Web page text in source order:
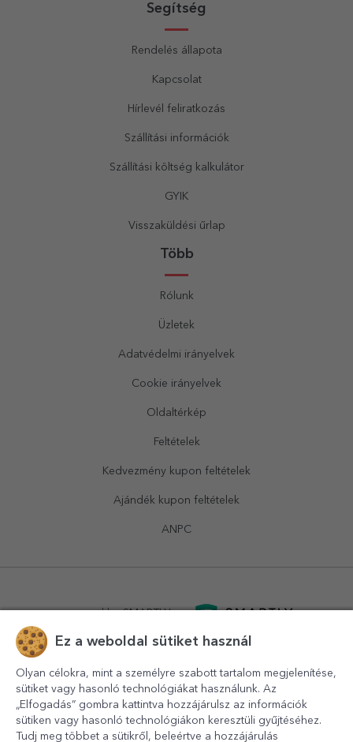
Segítség
Rendelés állapota
Kapcsolat
Hírlevél feliratkozás
Szállítási információk
Szállítási költség kalkulátor
GYIK
Visszaküldési űrlap
Több
Rólunk
Üzletek
Adatvédelmi irányelvek
Cookie irányelvek
Oldaltérkép
Feltételek
Kedvezmény kupon feltételek
Ajándék kupon feltételek
ANPC
powered bySMARTLY.ro
Ez a weboldal sütiket használ
Olyan célokra, mint a személyre szabott tartalom megjelenítése,
sütiket vagy hasonló technológiákat használunk. Az
„Elfogadás” gombra kattintva hozzájárulsz az információk
sütiken vagy hasonló technológiákon keresztüli gyűjtéséhez.
Tudj meg többet a sütikről, beleértve a hozzájárulás